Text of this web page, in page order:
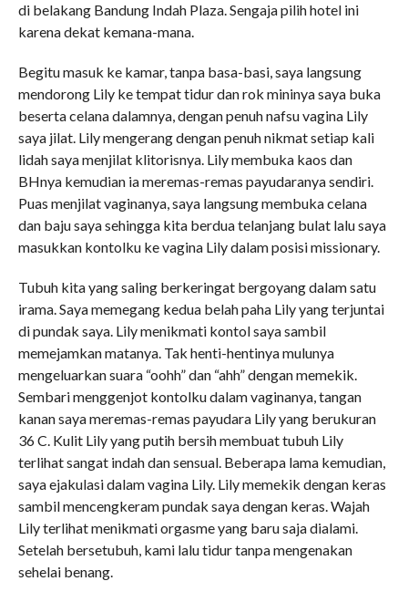
di belakang Bandung Indah Plaza. Sengaja pilih hotel ini
karena dekat kemana-mana.
Begitu masuk ke kamar, tanpa basa-basi, saya langsung
mendorong Lily ke tempat tidur dan rok mininya saya buka
beserta celana dalamnya, dengan penuh nafsu vagina Lily
saya jilat. Lily mengerang dengan penuh nikmat setiap kali
lidah saya menjilat klitorisnya. Lily membuka kaos dan
BHnya kemudian ia meremas-remas payudaranya sendiri.
Puas menjilat vaginanya, saya langsung membuka celana
dan baju saya sehingga kita berdua telanjang bulat lalu saya
masukkan kontolku ke vagina Lily dalam posisi missionary.
Tubuh kita yang saling berkeringat bergoyang dalam satu
irama. Saya memegang kedua belah paha Lily yang terjuntai
di pundak saya. Lily menikmati kontol saya sambil
memejamkan matanya. Tak henti-hentinya mulunya
mengeluarkan suara “oohh” dan “ahh” dengan memekik.
Sembari menggenjot kontolku dalam vaginanya, tangan
kanan saya meremas-remas payudara Lily yang berukuran
36 C. Kulit Lily yang putih bersih membuat tubuh Lily
terlihat sangat indah dan sensual. Beberapa lama kemudian,
saya ejakulasi dalam vagina Lily. Lily memekik dengan keras
sambil mencengkeram pundak saya dengan keras. Wajah
Lily terlihat menikmati orgasme yang baru saja dialami.
Setelah bersetubuh, kami lalu tidur tanpa mengenakan
sehelai benang.